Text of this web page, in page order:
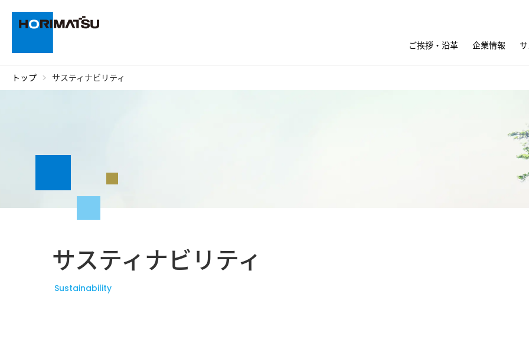
ご挨拶・沿革 企業情報
ご挨拶・沿革
施工実績
トップ サスティナビリティ
サスティナビリティ
Sustainability